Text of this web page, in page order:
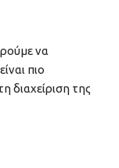
να
πιο
διαχείριση της